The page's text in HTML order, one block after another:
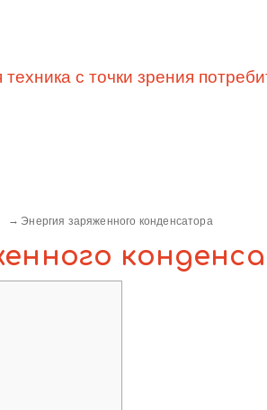
с точки зрения
Энергия заряженного конденсатора